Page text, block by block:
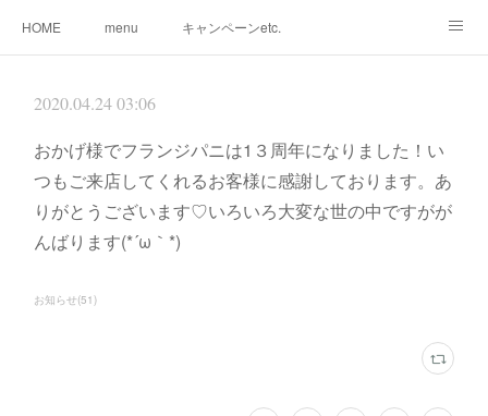
HOME menu キャンペーンetc.
2020.04.24 03:06
おかげ様でフランジパニは1３周年になりました！い
つもご来店してくれるお客様に感謝しております。あ
りがとうございます♡いろいろ大変な世の中ですがが
んばります(*´ω｀*)
お知らせ(51)